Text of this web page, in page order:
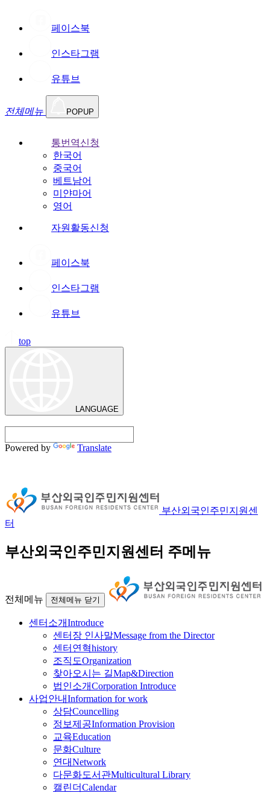
페이스북
인스타그램
유튜브
전체메뉴 POPUP
통번역신청
한국어
중국어
베트남어
미얀마어
영어
자원활동신청
페이스북
인스타그램
유튜브
top
LANGUAGE
Powered by Translate
부산외국인주민지원센
터
부산외국인주민지원센터 주메뉴
전체메뉴 전체메뉴 닫기
센터소개Introduce
센터장 인사말Message from the Director
센터연혁history
조직도Organization
찾아오시는 길Map&Direction
법인소개Corporation Introduce
사업안내Information for work
상담Councelling
정보제공Information Provision
교육Education
문화Culture
연대Network
다문화도서관Multicultural Library
캘린더Calendar